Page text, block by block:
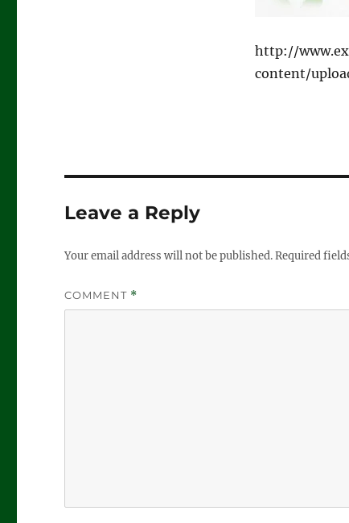
http://
content/
Leave a Reply
Your email address will not be published.Required
COMMENT *